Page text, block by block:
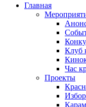
Главная
Клуб
Час
Проекты